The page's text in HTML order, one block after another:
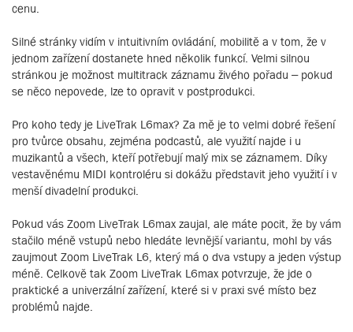
cenu.
Silné stránky vidím v intuitivním ovládání, mobilitě a v tom, že v
jednom zařízení dostanete hned několik funkcí. Velmi silnou
stránkou je možnost multitrack záznamu živého pořadu – pokud
se něco nepovede, lze to opravit v postprodukci.
Pro koho tedy je LiveTrak L6max? Za mě je to velmi dobré řešení
pro tvůrce obsahu, zejména podcastů, ale využití najde i u
muzikantů a všech, kteří potřebují malý mix se záznamem. Díky
vestavěnému MIDI kontroléru si dokážu představit jeho využití i v
menší divadelní produkci.
Pokud vás Zoom LiveTrak L6max zaujal, ale máte pocit, že by vám
stačilo méně vstupů nebo hledáte levnější variantu, mohl by vás
zaujmout Zoom LiveTrak L6, který má o dva vstupy a jeden výstup
méně. Celkově tak Zoom LiveTrak L6max potvrzuje, že jde o
praktické a univerzální zařízení, které si v praxi své místo bez
problémů najde.